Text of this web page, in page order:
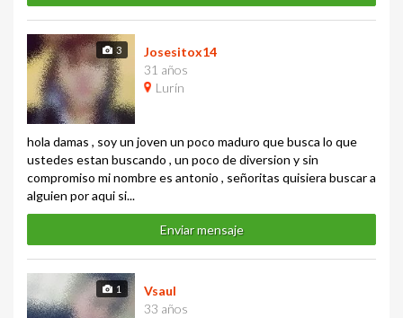
3
Josesitox14
31 años
Lurín
hola damas , soy un joven un poco maduro que busca lo que
ustedes estan buscando , un poco de diversion y sin
compromiso mi nombre es antonio , señoritas quisiera buscar a
alguien por aqui si...
Enviar mensaje
1
Vsaul
33 años